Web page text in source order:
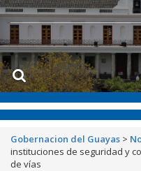
Gobernacion del Guayas >
instituciones de seguridad y
de vías